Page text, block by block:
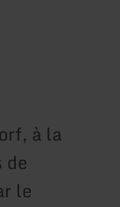
à la
de
le